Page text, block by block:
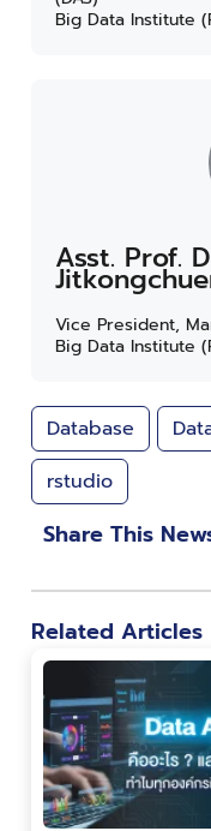
Big Data Institute
Asst. Prof.
Vice President,
Big Data Institute
Database
rstudio
Share This
Related Articles